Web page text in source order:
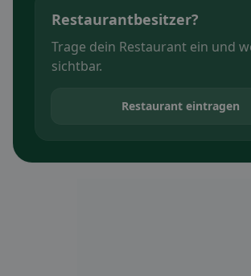
Restaurantbesitzer?
Trage dein Restaurant ein und
sichtbar.
Restaurant eintragen